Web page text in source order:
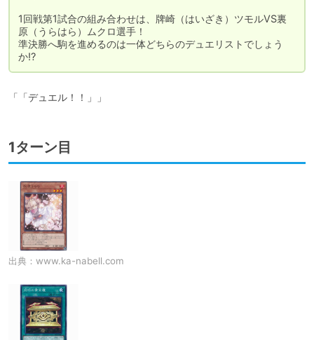
1回戦第1試合の組み合わせは、牌崎（はいざき）ツモルVS裏
原（うらはら）ムクロ選手！
準決勝へ駒を進めるのは一体どちらのデュエリストでしょう
か⁉
「「デュエル！！」」
1ターン目
出典： www.ka-nabell.com